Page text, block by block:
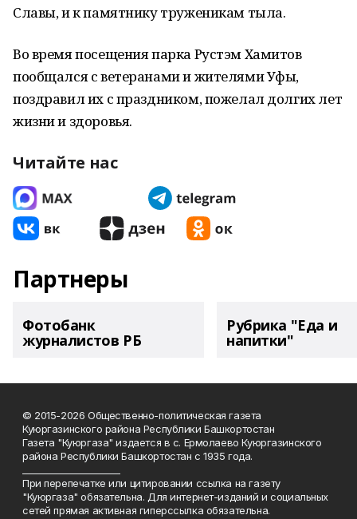
Славы, и к памятнику труженикам тыла.
Во время посещения парка Рустэм Хамитов
пообщался с ветеранами и жителями Уфы,
поздравил их с праздником, пожелал долгих лет
жизни и здоровья.
Читайте нас
Партнеры
Фотобанк
журналистов РБ
Рубрика "Еда и
напитки"
© 2015-2026 Общественно-политическая газета
Куюргазинского района Республики Башкортостан
Газета "Куюргаза" издается в с. Ермолаево Куюргазинского
района Республики Башкортостан с 1935 года.
При перепечатке или цитировании ссылка на газету
"Куюргаза" обязательна. Для интернет-изданий и социальных
сетей прямая активная гиперссылка обязательна.